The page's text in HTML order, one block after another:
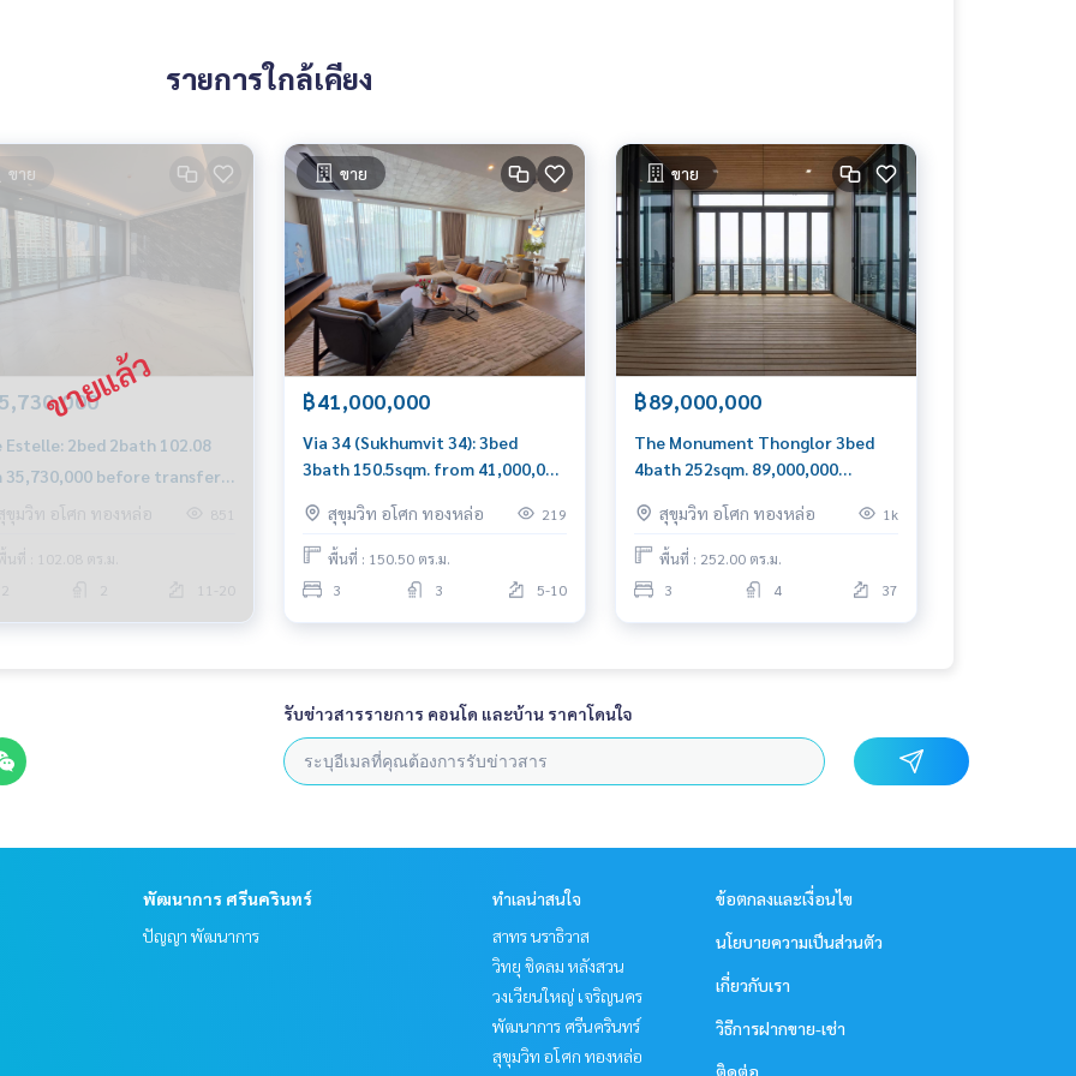
รายการใกล้เคียง
ขาย
2bed 2bath 102.08
35,730,000 before transfer
0656199198
ขุมวิท อโศก ทองหล่อ 851
นที่ : 102.08 ตร.ม.
11-20
ขาย
฿41,000,000
Via 34 (Sukhumvit 34): 3bed
3bath 150.5sqm. from 41,000,000
สุขุมวิท อโศก ทองหล่อ
219
พื้นที่ : 150.50 ตร.ม.
3
3 5-10
ขาย
฿89,000,000
The Monument Thonglor 3bed
4bath 252sqm. 89,000,000
สุขุมวิท อโศก ทองหล่อ
1k
พื้นที่ : 252.00 ตร.ม.
3
4 37
รับข่าวสารรายการ คอนโด และบ้าน ราคาโดนใจ
พัฒนาการ ศรีนครินทร์
ปัญญา พัฒนาการ
ทำเลน่าสนใจ
สาทร นราธิวาส
วิทยุ ชิดลม หลังสวน
วงเวียนใหญ่ เจริญนคร
พัฒนาการ ศรีนครินทร์
สุขุมวิท อโศก ทองหล่อ
ข้อตกลงและเงื่อนไข
นโยบายความเป็นส่วนตัว
เกี่ยวกับเรา
วิธีการฝากขาย-เช่า
ติดต่อ